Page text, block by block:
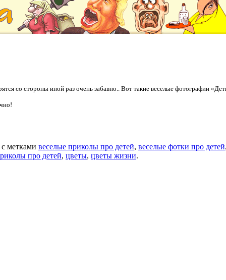
со стороны иной раз очень забавно.. Вот такие веселые фотографии
с метками веселые приколы про детей, веселые фотки про детей,
про детей, цветы, цветы жизни.